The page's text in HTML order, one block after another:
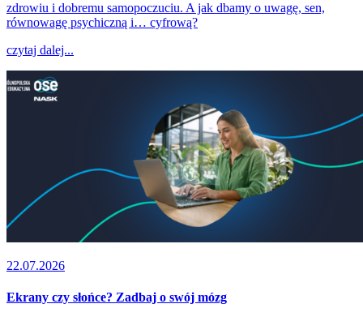
zdrowiu i dobremu samopoczuciu. A jak dbamy o uwagę, sen,
równowagę psychiczną i… cyfrową?
czytaj dalej...
22.07.2026
Ekrany czy słońce? Zadbaj o swój mózg